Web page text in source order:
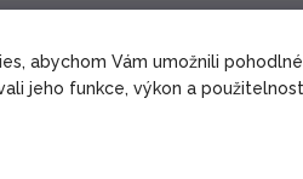
abychom Vám umožnili
jeho funkce, výkon a